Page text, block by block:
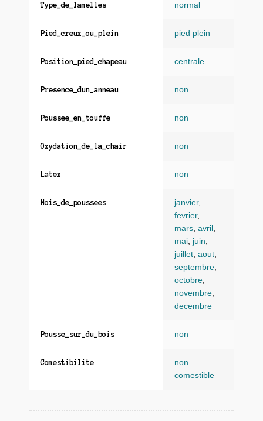
Type_de_lamelles normal
Pied_creux_ou_plein pied plein
Position_pied_chapeau centrale
Presence_dun_anneau non
Poussee_en_touffe non
Oxydation_de_la_chair non
Latex non
Mois_de_poussees janvier,
fevrier,
mars, avril ,
mai, juin,
juillet, aout,
septembre,
octobre,
novembre,
decembre
Pousse_sur_du_bois non
Comestibilite
non
comestible